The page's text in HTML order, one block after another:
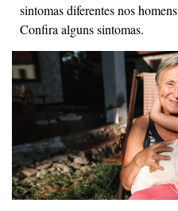
sintomas diferentes nos
Confira alguns sintomas.